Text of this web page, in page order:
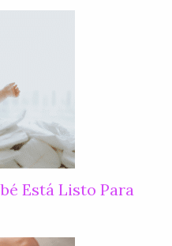
Está Listo Para